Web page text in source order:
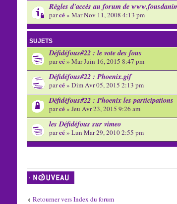
Règles d'accès au forum de
parcé» Mar Nov 11, 2008 4:13 pm
SUJETS
Défidéfous#22 : le vote des fous
parcé» Mar Juin 16, 2015 8:47 pm
Défidéfous#22 : Phoenix.gif
parcé» Dim Avr 05, 2015 2:13 pm
Défidéfous#22 : Phoenix les participations
parcé» Jeu Avr 23, 2015 9:26 am
les Défidéfous sur vimeo
parcé» Lun Mar 29, 2010 2:55 pm
Écrire un nouveau
sujet
Retourner vers Index du forum